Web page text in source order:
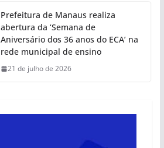
Prefeitura de Manaus realiza
abertura da ‘Semana de
Aniversário dos 36 anos do ECA’ na
rede municipal de ensino
21 de julho de 2026